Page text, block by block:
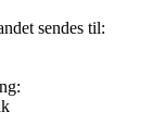
sendes til: